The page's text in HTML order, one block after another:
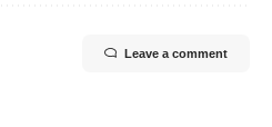
Leave a comment